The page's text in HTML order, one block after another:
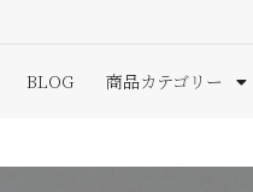
BLOG 商品カテゴリー